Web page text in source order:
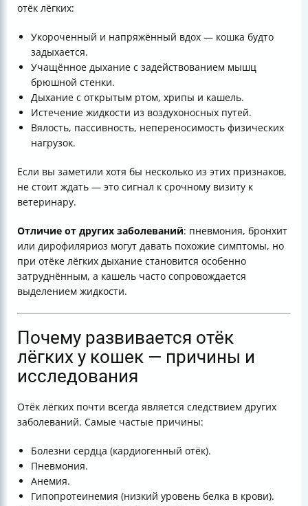
отёк лёгких:
Укороченный и напряжённый вдох — кошка будто
задыхается.
Учащённое дыхание с задействованием мышц
брюшной стенки.
Дыхание с открытым ртом, хрипы и кашель.
Истечение жидкости из воздухоносных путей.
Вялость, пассивность, непереносимость физических
нагрузок.
Если вы заметили хотя бы несколько из этих признаков,
не стоит ждать — это сигнал к срочному визиту к
ветеринару.
Отличие от других заболеваний: пневмония, бронхит
или дирофиляриоз могут давать похожие симптомы, но
при отёке лёгких дыхание становится особенно
затруднённым, а кашель часто сопровождается
выделением жидкости.
Почему развивается отёк
лёгких у кошек — причины и
исследования
Отёк лёгких почти всегда является следствием других
заболеваний. Самые частые причины:
Болезни сердца (кардиогенный отёк).
Пневмония.
Анемия.
Гипопротеинемия (низкий уровень белка в крови).